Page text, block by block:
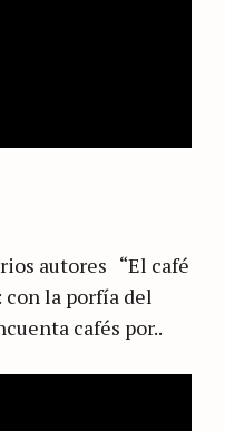
autores “El café
la porfía del
cafés por..